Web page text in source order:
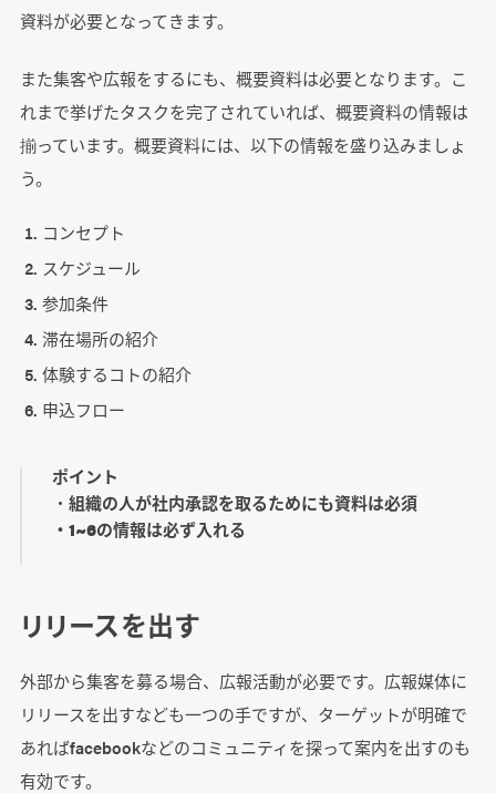
資料が必要となってきます。
また集客や広報をするにも、概要資料は必要となります。こ
れまで挙げたタスクを完了されていれば、概要資料の情報は
揃っています。概要資料には、以下の情報を盛り込みましょ
う。
コンセプト
スケジュール
参加条件
滞在場所の紹介
体験するコトの紹介
申込フロー
ポイント
・組織の人が社内承認を取るためにも資料は必須
・1~6の情報は必ず入れる
リリースを出す
外部から集客を募る場合、広報活動が必要です。広報媒体に
リリースを出すなども一つの手ですが、ターゲットが明確で
あればfacebookなどのコミュニティを探って案内を出すのも
有効です。